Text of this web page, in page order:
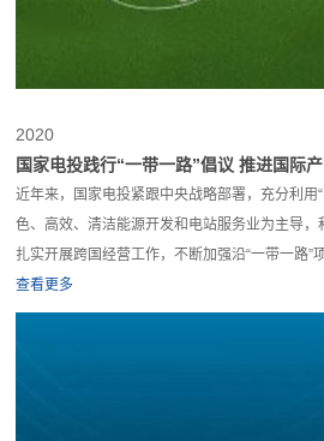
2020
国家电投践行“一带一路”倡议 推进国际
近年来，国家电投紧跟中央战略部署，充分利用
色、高效、清洁能源开发和电站服务业为主导，
扎实开展跨国经营工作，不断加强沿“一带一路”
查看更多